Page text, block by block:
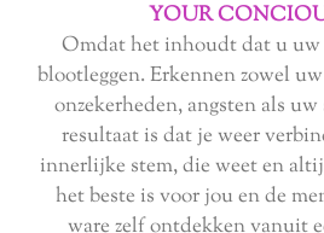
YOUR
Omdat het inhoudt dat u uw
blootleggen. Erkennen zowel
onzekerheden, angsten als
resultaat is dat je weer
innerlijke stem, die weet en
het beste is voor jou en de